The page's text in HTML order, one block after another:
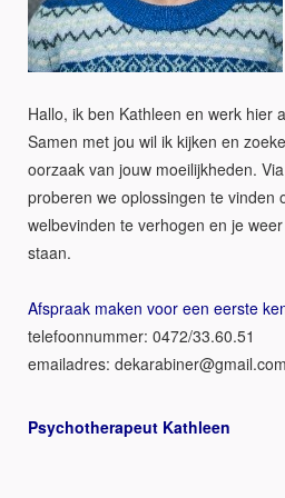
Hallo, ik ben Kathleen en werk hier
Samen met jou wil ik kijken en
oorzaak van jouw moeilijkheden.
proberen we oplossingen te vinden
welbevinden te verhogen en je
staan.
Afspraak maken voor een eerste
telefoonnummer: 0472/33.60.51
emailadres: moc.liamg@renibaraked
Psychotherapeut Kathleen